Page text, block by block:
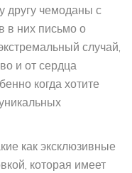
другу чемоданы с
в них письмо о
случай,
и от сердца
когда хотите
как эксклюзивные
которая имеет